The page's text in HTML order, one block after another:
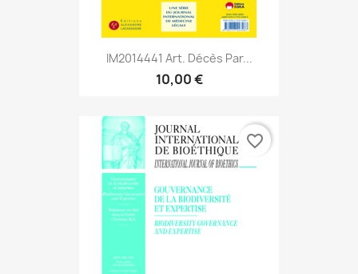
IM2014441 Art. Décès Par...
10,00 €
favorite_border